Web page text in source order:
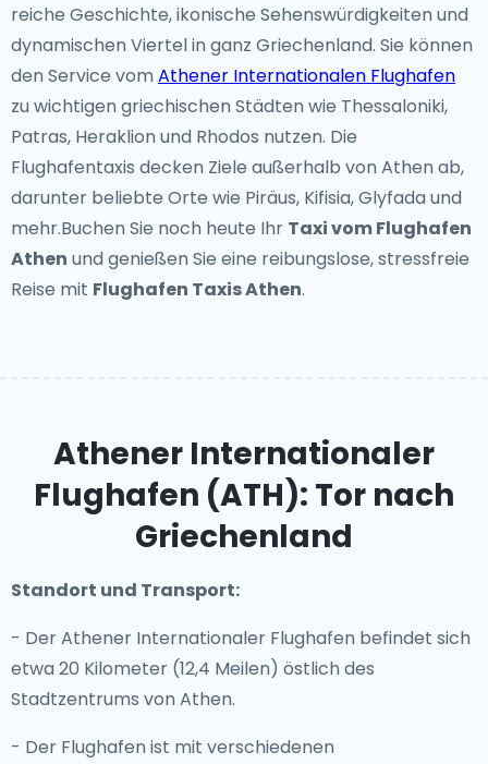
reiche Geschichte, ikonische Sehenswürdigkeiten und
dynamischen Viertel in ganz Griechenland. Sie können
den Service vom Athener Internationalen Flughafen
zu wichtigen griechischen Städten wie Thessaloniki,
Patras, Heraklion und Rhodos nutzen. Die
Flughafentaxis decken Ziele außerhalb von Athen ab,
darunter beliebte Orte wie Piräus, Kifisia, Glyfada und
mehr.Buchen Sie noch heute Ihr Taxi vom Flughafen
Athen und genießen Sie eine reibungslose, stressfreie
Reise mit Flughafen Taxis Athen.
Athener Internationaler
Flughafen (ATH): Tor nach
Griechenland
Standort und Transport:
- Der Athener Internationaler Flughafen befindet sich
etwa 20 Kilometer (12,4 Meilen) östlich des
Stadtzentrums von Athen.
- Der Flughafen ist mit verschiedenen